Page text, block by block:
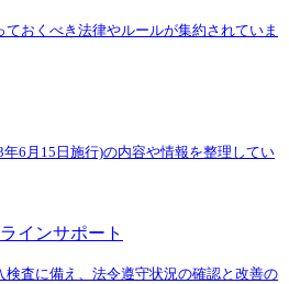
おくべき法律やルールが集約されていま
6月15日施行)の内容や情報を整理してい
インサポート
検査に備え、法令遵守状況の確認と改善の